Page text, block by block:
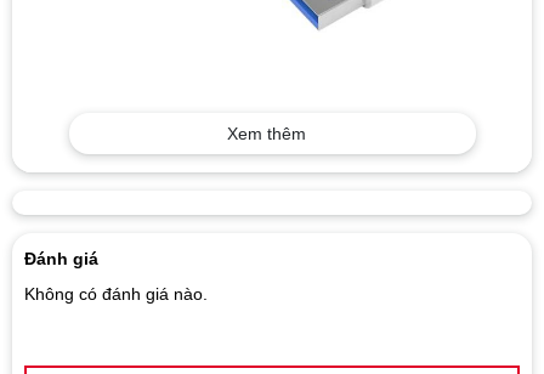
Xem thêm
Đánh giá
Không có đánh giá nào.